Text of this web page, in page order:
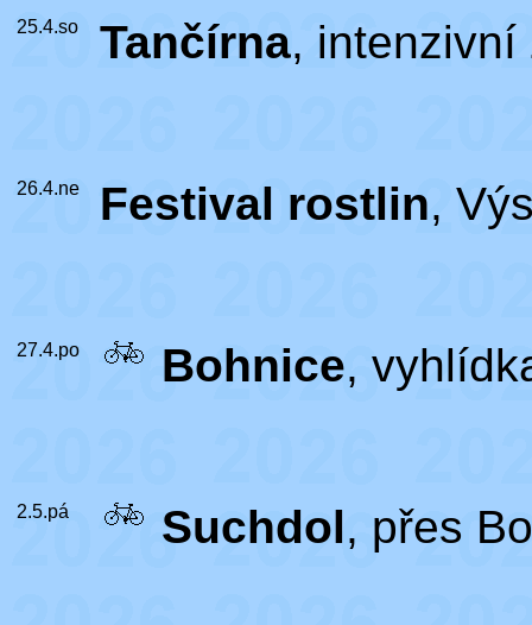
25.4.so Tančírna,
26.4.ne Festival rostlin,
27.4.po Bohnice,
2.5.pá Suchdol, přes